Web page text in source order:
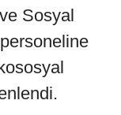
Sosyal